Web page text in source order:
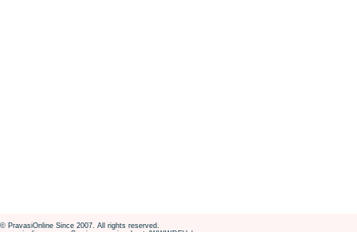
© PravasiOnline Since 2007. All rights reserved.